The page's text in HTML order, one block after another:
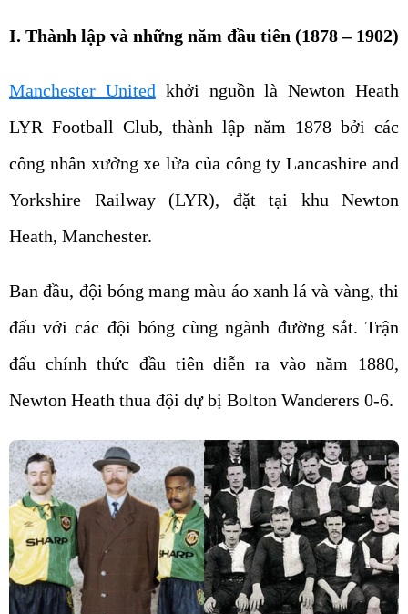
I. Thành lập và những năm đầu tiên (1878 – 1902)
Manchester United khởi nguồn là Newton Heath
LYR Football Club, thành lập năm 1878 bởi các
công nhân xưởng xe lửa của công ty Lancashire and
Yorkshire Railway (LYR), đặt tại khu Newton
Heath, Manchester.
Ban đầu, đội bóng mang màu áo xanh lá và vàng, thi
đấu với các đội bóng cùng ngành đường sắt. Trận
đấu chính thức đầu tiên diễn ra vào năm 1880,
Newton Heath thua đội dự bị Bolton Wanderers 0-6.